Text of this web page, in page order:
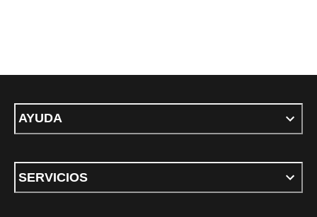
AYUDA
SERVICIOS